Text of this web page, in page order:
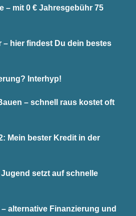
– mit 0 € Jahresgebühr 75
hier findest Du dein bestes
Interhyp!
– schnell raus kostet oft
Mein bester Kredit in der
setzt auf schnelle
alternative Finanzierung und